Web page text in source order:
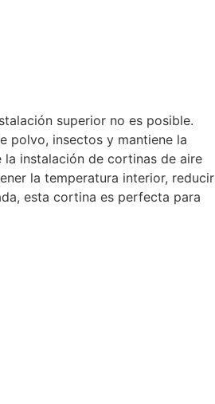
superior no es posible.
polvo, insectos y mantiene la
instalación de cortinas de aire
la temperatura interior, reducir
esta cortina es perfecta para